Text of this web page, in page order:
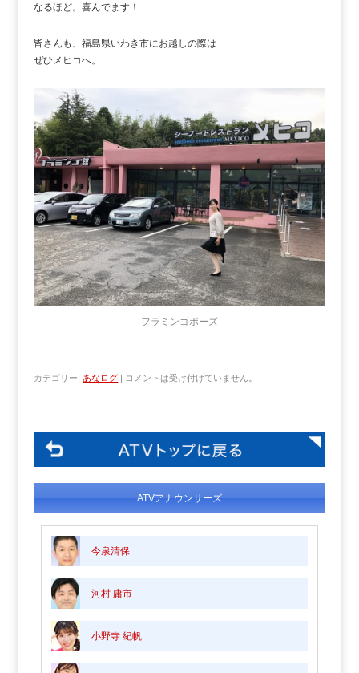
なるほど。喜んでます！
皆さんも、福島県いわき市にお越しの際は
ぜひメヒコへ。
フラミンゴポーズ
カテゴリー: あなログ | コメントは受け付けていません。
ATVアナウンサーズ
今泉清保
河村 庸市
小野寺 紀帆